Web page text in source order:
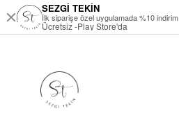
SEZGİ TEKİN
İlk siparişe özel uygulamada %10 indirim
Ücretsiz -Play Store'da